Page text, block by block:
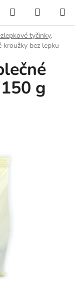
Hledat
KOŠÍK
tyčinky,
kroužky bez lepku
g